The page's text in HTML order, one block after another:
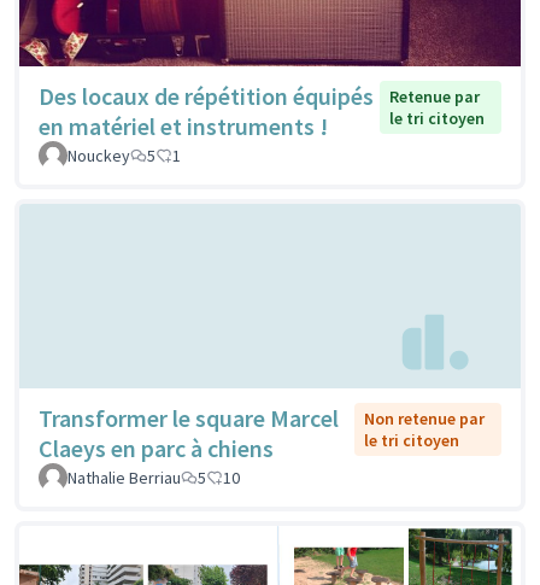
Des locaux de répétition équipés
en matériel et instruments !
Retenue par
le tri citoyen
Nouckey
5 1
Transformer le square Marcel
Claeys en parc à chiens
Non retenue par
le tri citoyen
Nathalie Berriau
5 10